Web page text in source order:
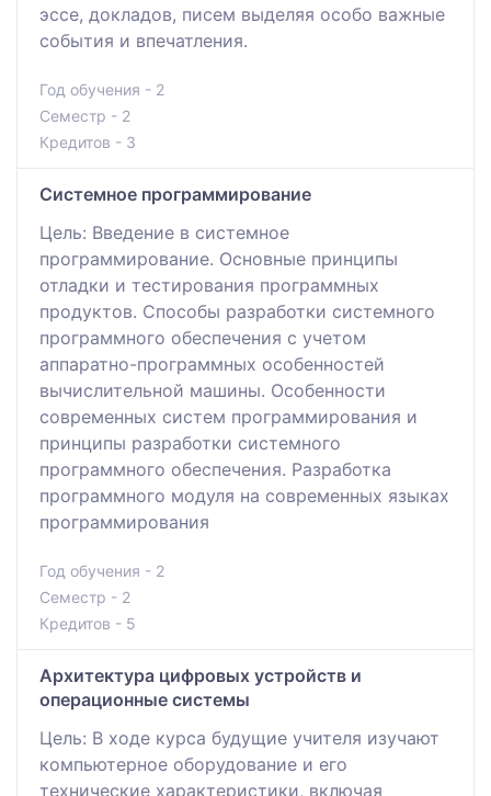
эссе, докладов, писем выделяя особо важные
события и впечатления.
Год обучения - 2
Семестр - 2
Кредитов - 3
Системное программирование
Цель: Введение в системное
программирование. Основные принципы
отладки и тестирования программных
продуктов. Способы разработки системного
программного обеспечения с учетом
аппаратно-программных особенностей
вычислительной машины. Особенности
современных систем программирования и
принципы разработки системного
программного обеспечения. Разработка
программного модуля на современных языках
программирования
Год обучения - 2
Семестр - 2
Кредитов - 5
Архитектура цифровых устройств и
операционные системы
Цель: В ходе курса будущие учителя изучают
компьютерное оборудование и его
технические характеристики, включая